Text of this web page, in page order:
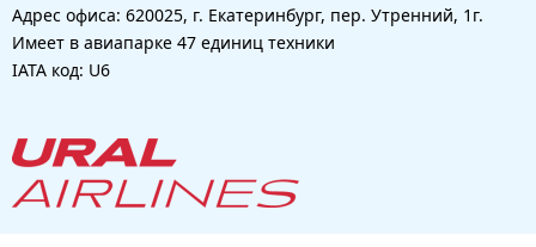
Адрес офиса: 620025, г. Екатеринбург, пер. Утренний, 1г.
Имеет в авиапарке 47 единиц техники
IATA код: U6